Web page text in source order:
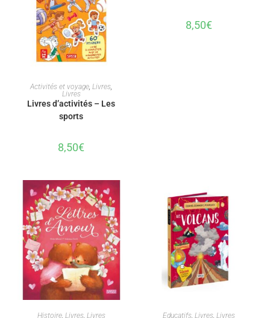
AJOUTER AU PANIER
Activités et voyage,Livres,
Livres
Livres d’activités – Les
sports
8,50€
8,50€
AJOUTER AU PANIER
Histoire, Livres, Livres AJOUTER AU PANIER
Educatifs, Livres, Livres